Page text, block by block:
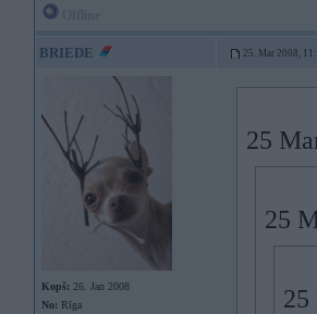
BRIEDE 25. Mar 2008,
Kopš: 26. Jan 2008
No: Rīga
25
25
25